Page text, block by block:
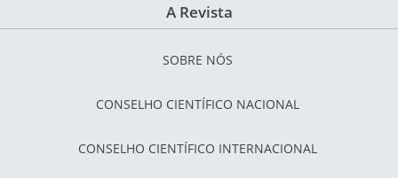
A Revista
SOBRE NÓS
CONSELHO CIENTÍFICO NACIONAL
CONSELHO CIENTÍFICO INTERNACIONAL